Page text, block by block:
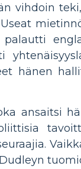
vihdoin
hänen
ansaitsi